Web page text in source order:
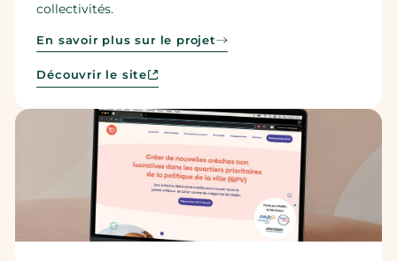
collectivités.
En savoir plus sur le projet
Découvrir le site